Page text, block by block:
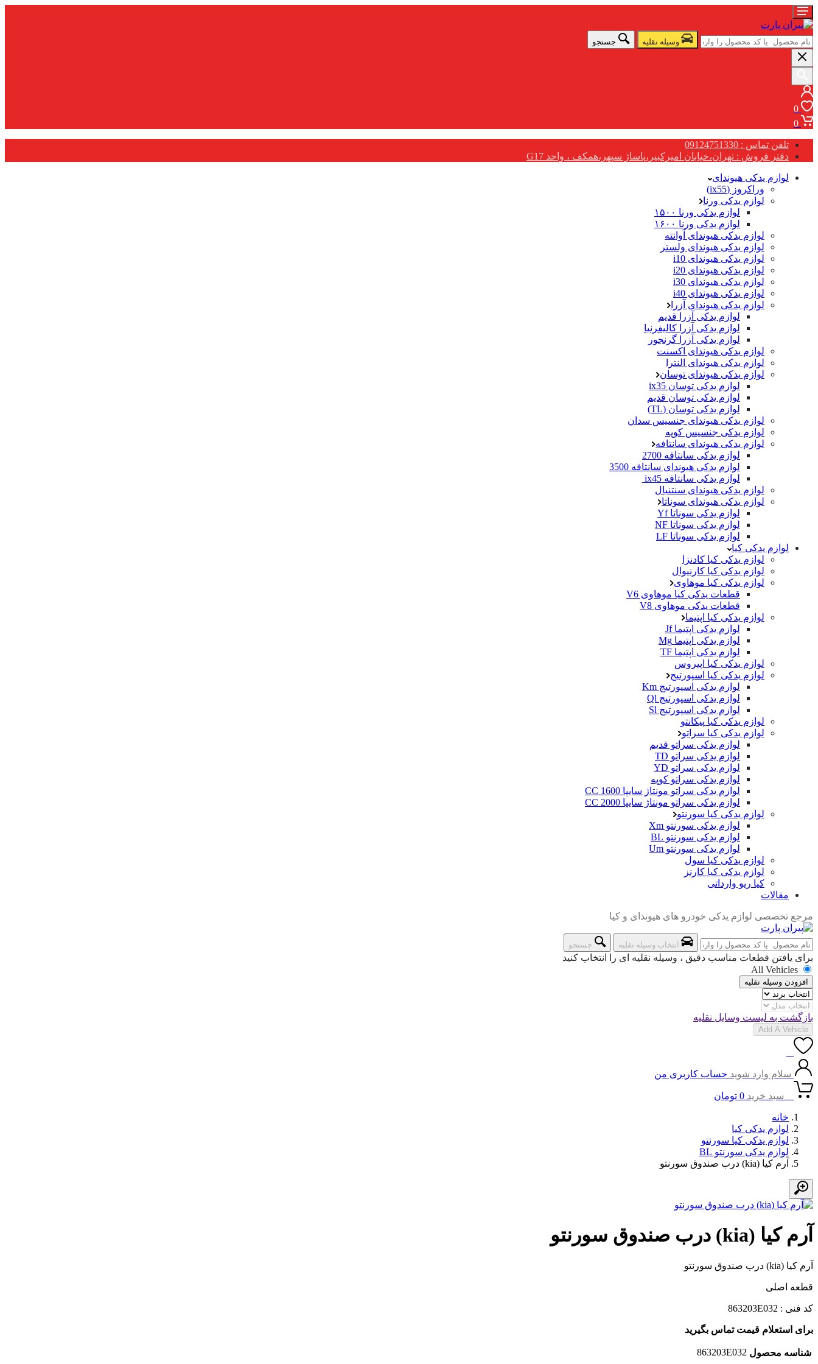
وسیله نقلیه جستجو
0
0
تلفن تماس : 09124751330
دفتر فروش : تهران،خیابان امیرکبیر،پاساژ سپهر،همکف ، واحد G17
لوازم یدکی هیوندای
وراکروز (ix55)
لوازم یدکی ورنا
لوازم یدکی ورنا ۱۵۰۰
لوازم یدکی ورنا ۱۶۰۰
لوازم یدکی هیوندای آوانته
لوازم یدکی هیوندای ولستر
لوازم یدکی هیوندای i10
لوازم یدکی هیوندای i20
لوازم یدکی هیوندای i30
لوازم یدکی هیوندای i40
لوازم یدکی هیوندای آزرا
لوازم یدکی آزرا قدیم
لوازم یدکی آزرا کالیفرنیا
لوازم یدکی آزرا گرنجور
لوازم یدکی هیوندای اکسنت
لوازم یدکی هیوندای النترا
لوازم یدکی هیوندای توسان
لوازم یدکی توسان ix35
لوازم یدکی توسان قدیم
لوازم یدکی توسان (TL)
لوازم یدکی هیوندای جنسیس سدان
لوازم یدکی جنسیس کوپه
لوازم یدکی هیوندای سانتافه
لوازم یدکی سانتافه 2700
لوازم یدکی هیوندای سانتافه 3500
لوازم یدکی سانتافه ix45
لوازم یدکی هیوندای سنتنیال
لوازم یدکی هیوندای سوناتا
لوازم یدکی سوناتا Yf
لوازم یدکی سوناتا NF
لوازم یدکی سوناتا LF
لوازم یدکی کیا
لوازم یدکی کیا کادنزا
لوازم یدکی کیا کارنیوال
لوازم یدکی کیا موهاوی
قطعات یدکی کیا موهاوی V6
قطعات یدکی موهاوی V8
لوازم یدکی کیا اپتیما
لوازم یدکی اپتیما Jf
لوازم یدکی اپتیما Mg
لوازم یدکی اپتیما TF
لوازم یدکی کیا اپیروس
لوازم یدکی کیا اسپورتیج
لوازم یدکی اسپورتیج Km
لوازم یدکی اسپورتیج Ql
لوازم یدکی اسپورتیج Sl
لوازم یدکی کیا پیکانتو
لوازم یدکی کیا سراتو
لوازم یدکی سراتو قدیم
لوازم یدکی سراتو TD
لوازم یدکی سراتو YD
لوازم یدکی سراتو کوپه
لوازم یدکی سراتو مونتاژ سایپا 1600 CC
لوازم یدکی سراتو مونتاژ سایپا 2000 CC
لوازم یدکی کیا سورنتو
لوازم یدکی سورنتو Xm
لوازم یدکی سورنتو BL
لوازم یدکی سورنتو Um
لوازم یدکی کیا سول
لوازم یدکی کیا کارنز
کیا ریو وارداتی
مقالات
مرجع تخصصی لوازم یدکی خودرو های هیوندای و کیا
انتخاب وسیله نقلیه جستجو
برای یافتن قطعات مناسب دقیق ، وسیله نقلیه ای را انتخاب کنید
All Vehicles
افزودن وسیله نقلیه
بازگشت به لیست وسایل نقلیه
Add A Vehicle
سلام وارد شوید حساب کاربری من
سبد خرید 0 تومان
خانه
لوازم یدکی کیا
لوازم یدکی کیا سورنتو
لوازم یدکی سورنتو BL
آرم کیا (kia) درب صندوق سورنتو
آرم کیا (kia) درب صندوق سورنتو
آرم کیا (kia) درب صندوق سورنتو
قطعه اصلی
کد فنی : 863203E032
برای استعلام قیمت تماس بگیرید
شناسه محصول 863203E032